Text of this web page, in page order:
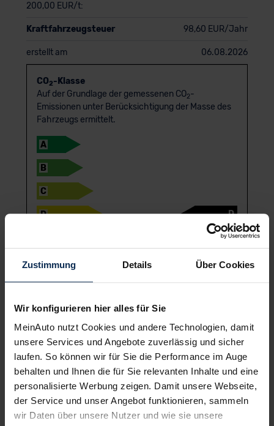
Zustimmung Details Über Cookies
Wir konfigurieren hier alles für Sie
MeinAuto nutzt Cookies und andere Technologien, damit
unsere Services und Angebote zuverlässig und sicher
laufen. So können wir für Sie die Performance im Auge
behalten und Ihnen die für Sie relevanten Inhalte und eine
personalisierte Werbung zeigen. Damit unsere Webseite,
der Service und unser Angebot funktionieren, sammeln
wir Daten über unsere Nutzer und wie sie unsere
200,00 EUR/t:
Kraftfahrzeugsteuer 98,60 EUR/Jahr
erstellt am 06.08.2026
CO2-Klasse
Auf der Grundlage der gemessenen CO2-
Emissionen unter Berücksichtigung der Masse des
Fahrzeugs ermittelt.
A
B
C
D
F
G
D
kennzeichnungs­verordnung. Die angegebenen Werte wurden nach
Light-duty vehicles Test Procedures) ermittelt. Der
Kraftstoffverbrauch und der CO2-Ausstoß eines Pkw sind nicht nur
sondern auch vom Fahrstil und anderen nichttechnischen Faktoren
abhängig. CO
2
ist das für die Erderwärmung hauptsächlich
verantwortliche Treibhausgas. Ein Leitfaden über den
Kraftstoffverbrauch und die CO2-Emissionen aller in Deutschland
Form einsehbar an jedem Verkaufsort in Deutschland, an dem neue